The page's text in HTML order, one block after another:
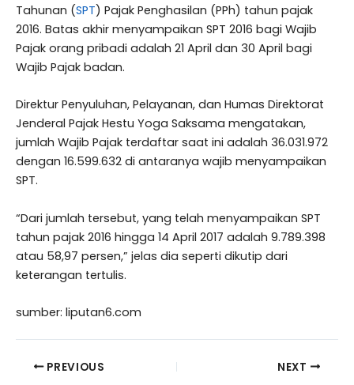
Tahunan (SPT) Pajak Penghasilan (PPh) tahun pajak
2016. Batas akhir menyampaikan SPT 2016 bagi Wajib
Pajak orang pribadi adalah 21 April dan 30 April bagi
Wajib Pajak badan.
Direktur Penyuluhan, Pelayanan, dan Humas Direktorat
Jenderal Pajak Hestu Yoga Saksama mengatakan,
jumlah Wajib Pajak terdaftar saat ini adalah 36.031.972
dengan 16.599.632 di antaranya wajib menyampaikan
SPT.
“Dari jumlah tersebut, yang telah menyampaikan SPT
tahun pajak 2016 hingga 14 April 2017 adalah 9.789.398
atau 58,97 persen,” jelas dia seperti dikutip dari
keterangan tertulis.
sumber: liputan6.com
PREVIOUS NEXT